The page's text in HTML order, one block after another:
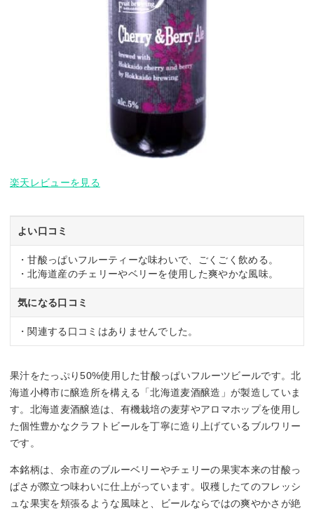
楽天レビューを見る
よい口コミ
・甘酸っぱいフルーティーな味わいで、ごくごく飲める。
・北海道産のチェリーやベリーを使用した爽やかな風味。
気になる口コミ
・関連する口コミはありませんでした。
果汁をたっぷり50%使用した甘酸っぱいフルーツビールです。北
海道小樽市に醸造所を構える「北海道麦酒醸造」が製造していま
す。北海道麦酒醸造は、有機栽培の麦芽やアロマホップを使用し
た個性豊かなクラフトビールを丁寧に造り上げているブルワリー
です。
本銘柄は、余市産のブルーベリーやチェリーの果実本来の甘酸っ
ぱさが際立つ味わいに仕上がっています。収穫したてのフレッシ
ュな果実を頬張るような風味と、ビールならではの爽やかさが絶